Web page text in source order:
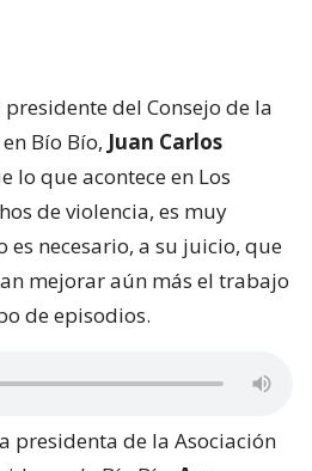
del Consejo de la
Bío Bío, Juan Carlos
lo que acontece en Los
de violencia, es muy
es necesario, a su juicio, que
mejorar aún más el trabajo
de episodios.
presidenta de la Asociación